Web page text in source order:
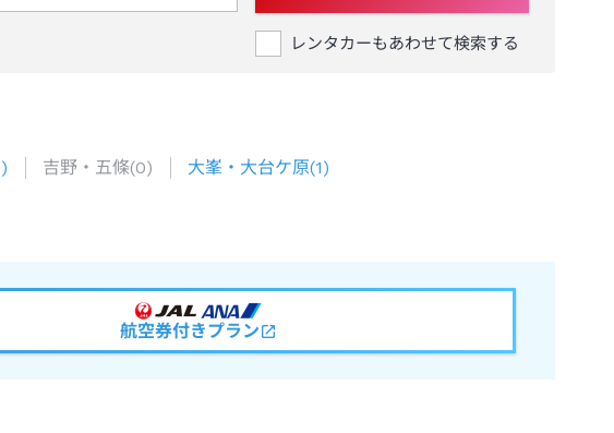
レンタカーもあわせて検索する
) 吉野・五條(0) 大峯・大台ケ原(1)
航空券付きプラン